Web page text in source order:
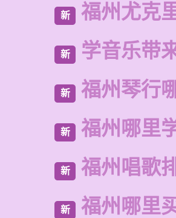
新 福州尤克
新 学音乐带
新 福州琴行
新 福州哪里
新 福州唱歌
新 福州哪里